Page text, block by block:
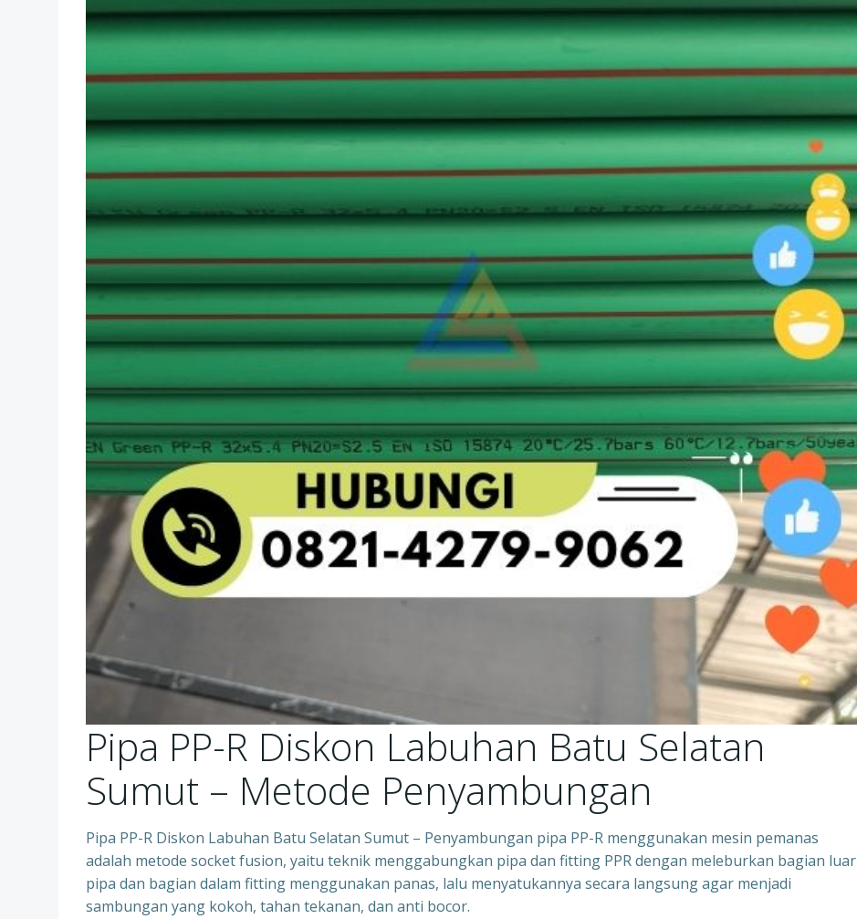
Pipa PP-R Diskon Labuhan Batu Selatan
Sumut – Metode Penyambungan
Pipa PP-R Diskon Labuhan Batu Selatan Sumut – Penyambungan pipa PP-R menggunakan mesin pemanas
adalah metode socket fusion, yaitu teknik menggabungkan pipa dan fitting PPR dengan meleburkan bagian luar
pipa dan bagian dalam fitting menggunakan panas, lalu menyatukannya secara langsung agar menjadi
sambungan yang kokoh, tahan tekanan, dan anti bocor.